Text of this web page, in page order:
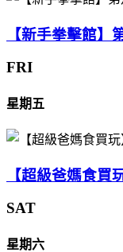
【新手拳擊館】
FRI
星期五
【超級爸媽食買
SAT
星期六